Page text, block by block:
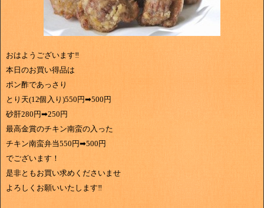
おはようございます‼
本日のお買い得品は
ポン酢であっさり
とり天(12個入り)550円➡500円
砂肝280円➡250円
最高金賞のチキン南蛮の入った
チキン南蛮弁当550円➡500円
でございます！
是非ともお買い求めくださいませ
よろしくお願いいたします‼